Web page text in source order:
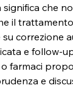
che
il
correzione
e follow-
farmaci
e